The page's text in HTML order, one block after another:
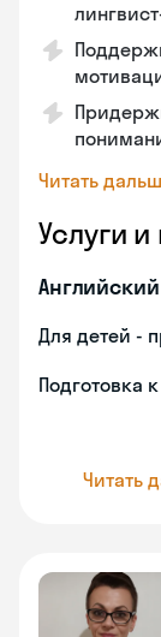
Читать
Услуги
Для детей -
Подготовка к
Читать